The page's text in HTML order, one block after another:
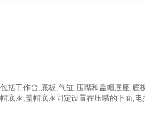
括工作台,底板,气缸,压嘴和盖帽底座,
底座,盖帽底座固定设置在压嘴的下面,